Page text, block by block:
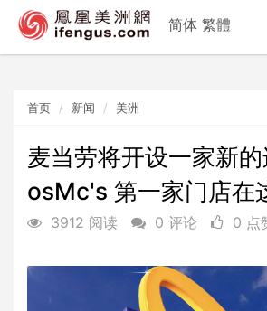
首页 新闻 美洲
麦当劳将开设一家新
osMc's 第一家门店在
3912 阅读 0 评论 0 点
简体 繁體